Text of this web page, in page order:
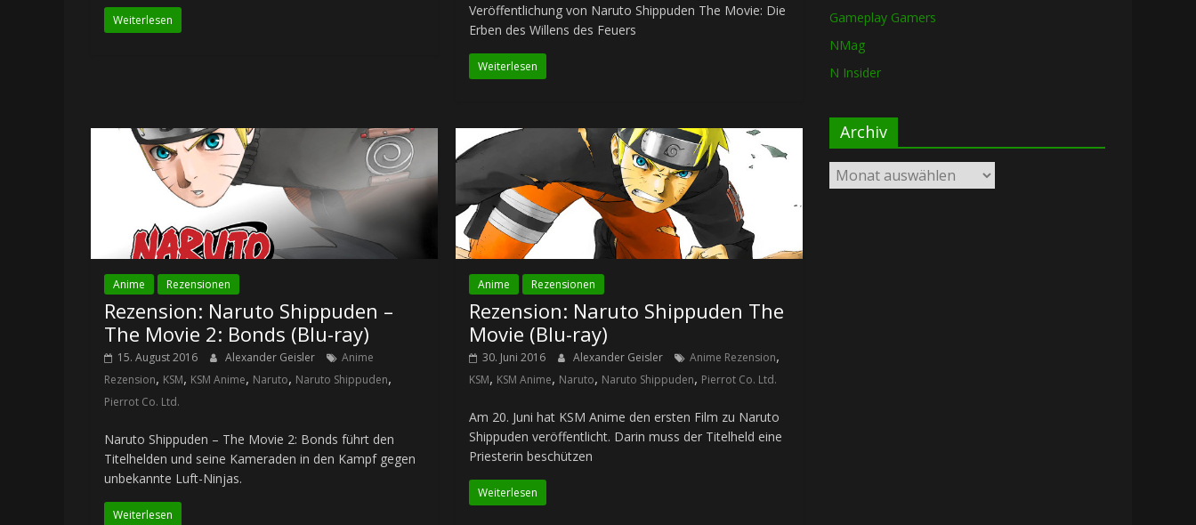
Weiterlesen
Veröffentlichung von Naruto Shippuden The Movie: Die
Erben des Willens des Feuers
Weiterlesen
Anime Rezensionen
Rezension: Naruto Shippuden –
The Movie 2: Bonds (Blu-ray)
15. August 2016 Alexander Geisler
Anime
Rezension, KSM, KSM Anime, Naruto, Naruto Shippuden,
Pierrot Co. Ltd.
Naruto Shippuden – The Movie 2: Bonds führt den
Titelhelden und seine Kameraden in den Kampf gegen
unbekannte Luft-Ninjas.
Weiterlesen
Anime Rezensionen
Rezension: Naruto Shippuden The
Movie (Blu-ray)
30. Juni 2016 Alexander Geisler Anime Rezension,
KSM, KSM Anime, Naruto, Naruto Shippuden, Pierrot Co. Ltd.
Am 20. Juni hat KSM Anime den ersten Film zu Naruto
Shippuden veröffentlicht. Darin muss der Titelheld eine
Priesterin beschützen
Weiterlesen
Gameplay Gamers
NMag
N Insider
Archiv
Archiv